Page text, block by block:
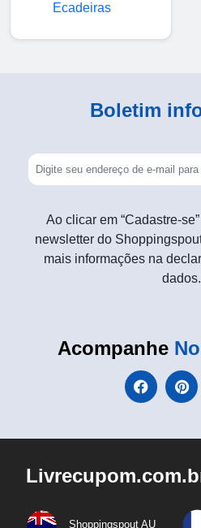
Ecadeiras
Boletim
Ao clicar em “Cadastre-
newsletter do
mais informações na
dados.
Acompanhe
Shoppingspout AU